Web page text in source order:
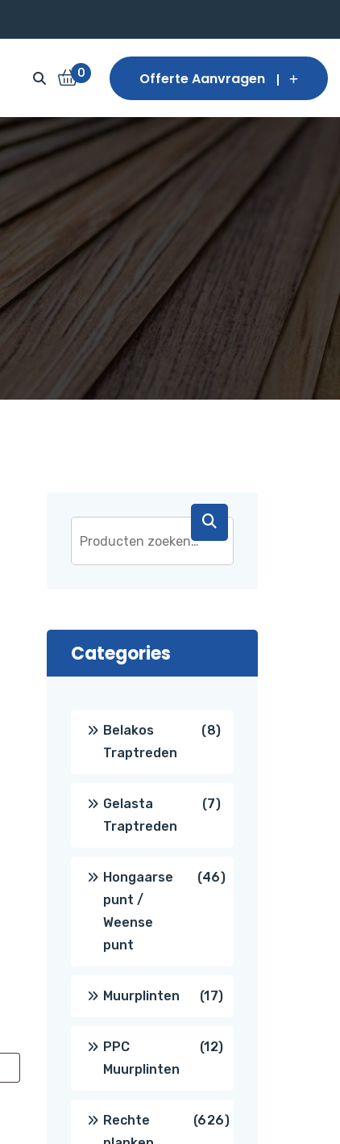
0 Offerte Aanvragen
Categories
Belakos
Traptreden
88
Gelasta
Traptreden
77
Hongaarse
punt /
Weense
punt
4646
Muurplinten 1717
producten
PPC
Muurplinten
1212
Rechte
626626